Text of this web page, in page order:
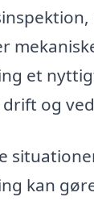
et
og
kan